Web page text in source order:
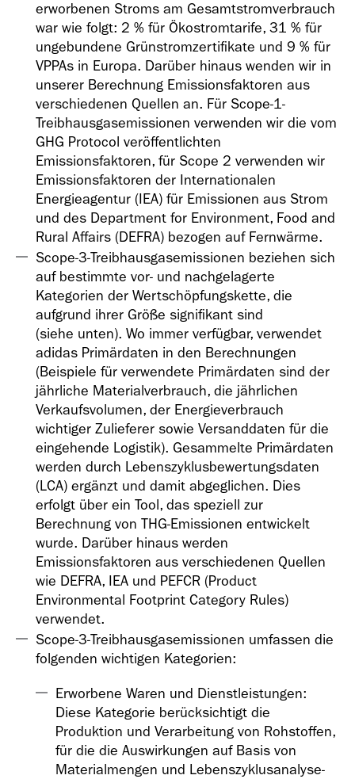
erworbenen Stroms am Gesamtstromverbrauch
war wie folgt: 2 % für Ökostromtarife, 31 % für
ungebundene Grünstromzertifikate und 9 % für
VPPAs in Europa. Darüber hinaus wenden wir in
unserer Berechnung Emissionsfaktoren aus
verschiedenen Quellen an. Für Scope-1-
Treibhausgasemissionen verwenden wir die vom
GHG Protocol veröffentlichten
Emissionsfaktoren, für Scope 2 verwenden wir
Emissionsfaktoren der Internationalen
Energieagentur (IEA) für Emissionen aus Strom
und des Department for Environment, Food and
Rural Affairs (DEFRA) bezogen auf Fernwärme.
Scope-3-Treibhausgasemissionen beziehen sich
auf bestimmte vor- und nachgelagerte
Kategorien der Wertschöpfungskette, die
aufgrund ihrer Größe signifikant sind
(siehe unten). Wo immer verfügbar, verwendet
adidas Primärdaten in den Berechnungen
(Beispiele für verwendete Primärdaten sind der
jährliche Materialverbrauch, die jährlichen
Verkaufsvolumen, der Energieverbrauch
wichtiger Zulieferer sowie Versanddaten für die
eingehende Logistik). Gesammelte Primärdaten
werden durch Lebenszyklusbewertungsdaten
(LCA) ergänzt und damit abgeglichen. Dies
erfolgt über ein Tool, das speziell zur
Berechnung von THG-Emissionen entwickelt
wurde. Darüber hinaus werden
Emissionsfaktoren aus verschiedenen Quellen
wie DEFRA, IEA und PEFCR (Product
Environmental Footprint Category Rules)
verwendet.
Scope-3-Treibhausgasemissionen umfassen die
folgenden wichtigen Kategorien:
Erworbene Waren und Dienstleistungen:
Diese Kategorie berücksichtigt die
Produktion und Verarbeitung von Rohstoffen,
für die die Auswirkungen auf Basis von
Materialmengen und Lebenszyklusanalyse-